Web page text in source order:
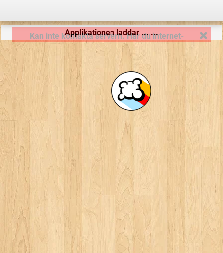
Applikationen laddar ... ...